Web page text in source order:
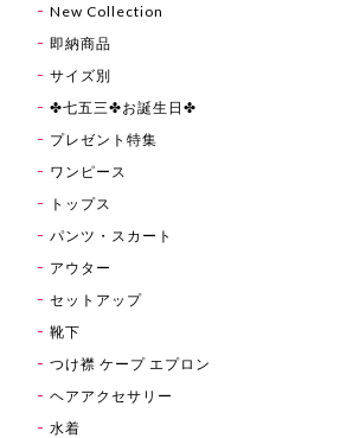
New Collection
即納商品
サイズ別
✤七五三✤お誕生日✤
プレゼント特集
ワンピース
トップス
パンツ・スカート
アウター
セットアップ
靴下
つけ襟 ケープ エプロン
ヘアアクセサリー
水着